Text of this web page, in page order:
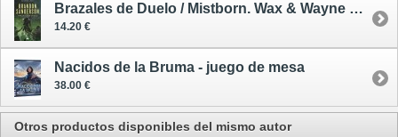
Brazales de Duelo / Mistborn. Wax & Wayne 3 - tapa blanda
14.20 €
Nacidos de la Bruma - juego de mesa
38.00 €
Otros productos disponibles del mismo autor